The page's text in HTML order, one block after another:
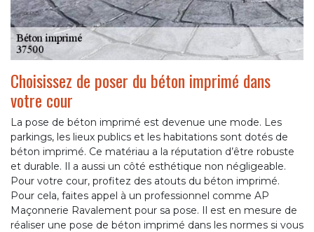
Choisissez de poser du béton imprimé dans
votre cour
La pose de béton imprimé est devenue une mode. Les
parkings, les lieux publics et les habitations sont dotés de
béton imprimé. Ce matériau a la réputation d’être robuste
et durable. Il a aussi un côté esthétique non négligeable.
Pour votre cour, profitez des atouts du béton imprimé.
Pour cela, faites appel à un professionnel comme AP
Maçonnerie Ravalement pour sa pose. Il est en mesure de
réaliser une pose de béton imprimé dans les normes si vous